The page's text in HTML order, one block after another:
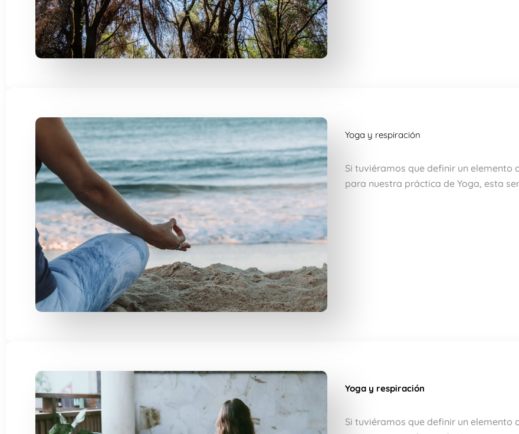
Yoga y respiración
Si tuviéramos que definir un elemento
para nuestra práctica de Yoga, esta
Yoga y respiración
Si tuviéramos que definir un elemento